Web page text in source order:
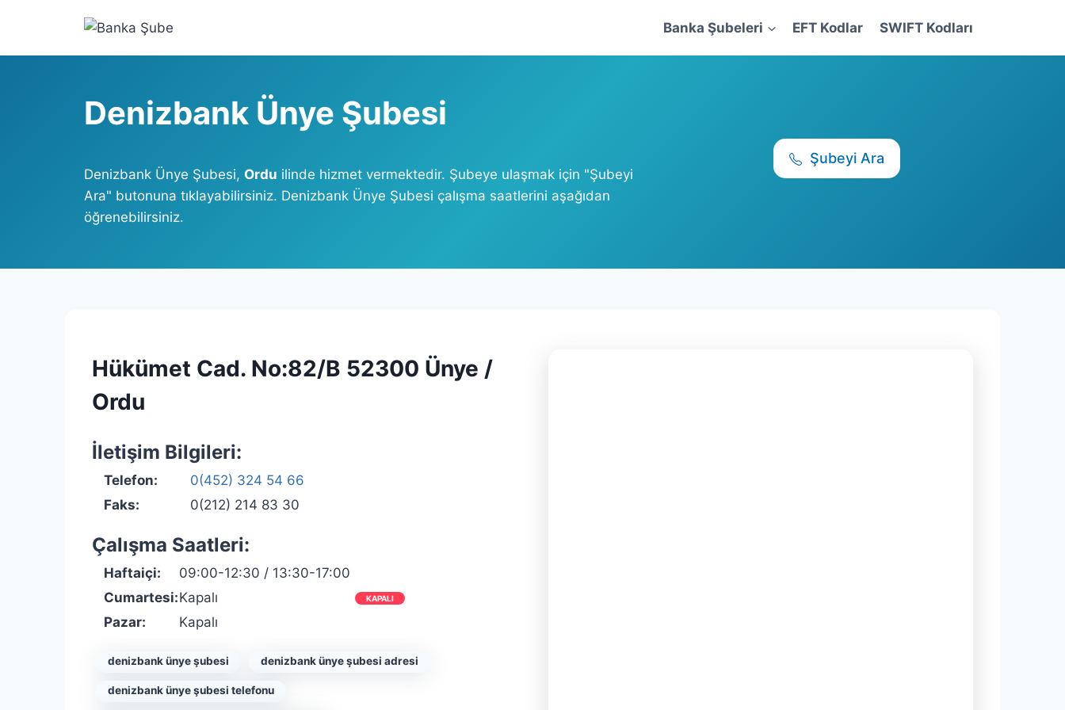
content
Banka Şubeleri EFT Kodlar SWIFT Kodları
Denizbank Ünye Şubesi
Denizbank Ünye Şubesi, Ordu ilinde hizmet vermektedir. Şubeye ulaşmak için "Şubeyi
Ara" butonuna tıklayabilirsiniz. Denizbank Ünye Şubesi çalışma saatlerini aşağıdan
öğrenebilirsiniz.
Şubeyi Ara
Hükümet Cad. No:82/B 52300 Ünye /
Ordu
İletişim Bilgileri:
Telefon:
0(452) 324 54 66
Faks:
0(212) 214 83 30
Çalışma Saatleri:
Haftaiçi:
09:00-12:30 / 13:30-17:00
Cumartesi:Kapalı KAPALI
Pazar: Kapalı
denizbank ünye şubesi denizbank ünye şubesi adresi
denizbank ünye şubesi telefonu